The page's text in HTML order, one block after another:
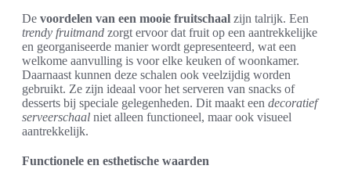
De voordelen van een mooie fruitschaal zijn talrijk. Een
trendy fruitmand zorgt ervoor dat fruit op een aantrekkelijke
en georganiseerde manier wordt gepresenteerd, wat een
welkome aanvulling is voor elke keuken of woonkamer.
Daarnaast kunnen deze schalen ook veelzijdig worden
gebruikt. Ze zijn ideaal voor het serveren van snacks of
desserts bij speciale gelegenheden. Dit maakt een decoratief
serveerschaal niet alleen functioneel, maar ook visueel
aantrekkelijk.
Functionele en esthetische waarden